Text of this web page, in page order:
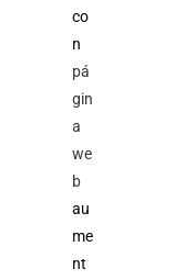
co
n
pá
gin
a
we
b
au
me
nt